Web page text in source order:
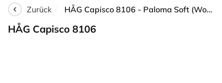
Zurück HÅG Capisco 8106 - Paloma Soft (Wollsdorf) - Semi-Anilinleder - PL56100 Black - Weiß - 200 mm (Sitzhöhe 46-64cm) - Weiche Rollen für harte Böden
HÅG Capisco 8106